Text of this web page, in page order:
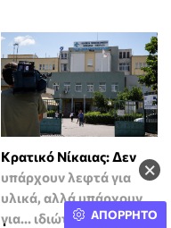
×
Κρατικό Νίκαιας: Δεν
υπάρχουν λεφτά για
υλικά, αλλά υπάρχουν
για... ιδιώτες
ΑΠΟΡΡΗΤΟ